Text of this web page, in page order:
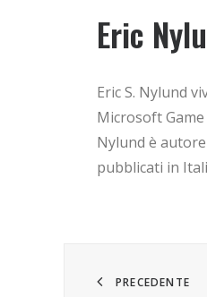
Eric
Eric S. Nylund
Microsoft
Nylund è
pubblicati in
PRECEDENTE